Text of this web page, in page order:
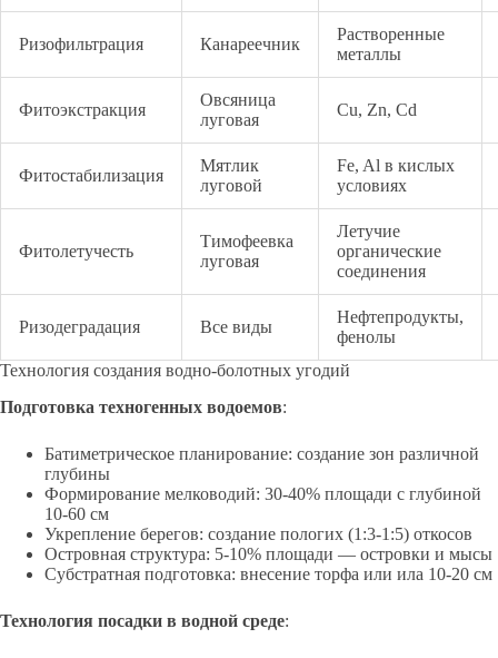
Ризофильтрация Канареечник
Растворенные
металлы
Фитоэкстракция
Овсяница
луговая
Cu, Zn, Cd
Фитостабилизация
Мятлик
луговой
Fe, Al в кислых
условиях
Фитолетучесть
Тимофеевка
луговая
Летучие
органические
соединения
Ризодеградация Все виды
Нефтепродукты,
фенолы
Технология создания водно-болотных угодий
Подготовка техногенных водоемов:
Батиметрическое планирование: создание зон различной
глубины
Формирование мелководий: 30-40% площади с глубиной
10-60 см
Укрепление берегов: создание пологих (1:3-1:5) откосов
Островная структура: 5-10% площади — островки и мысы
Субстратная подготовка: внесение торфа или ила 10-20 см
Технология посадки в водной среде: